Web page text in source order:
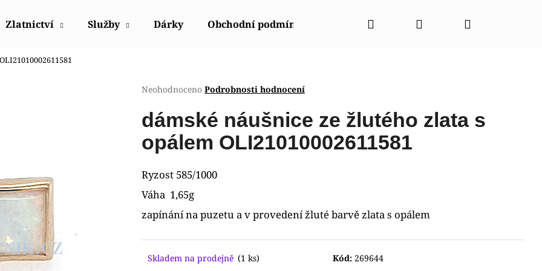
Zlatnictví Služby Dárky Obchodní podmínky Napište nám Kontakty
Hledat PřihlášeníNákupní
Průměrné
produktu
je
z
hvězdiček.
Neohodnoceno Podrobnosti hodnocení
dámské náušnice ze žlutého zlata s
opálem OLI21010002611581
Ryzost 585/1000
Váha 1,65g
zapínání na puzetu a v provedení žluté barvě zlata s opálem
Skladem na prodejně (1 ks) Kód: 269644
Co potřebujete najít?
HLEDAT
ORIENT FUB9B003W0
HODINKY ORIENT CGW01001W0